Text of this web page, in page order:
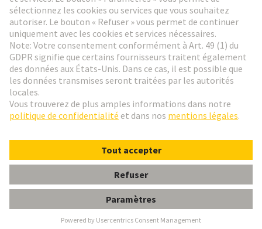
P.E UNIV.PG 21
Social Media
France Français
© HARTING Technology Group
ContactPolitique de confidentialité
Conditions Générales de Vente